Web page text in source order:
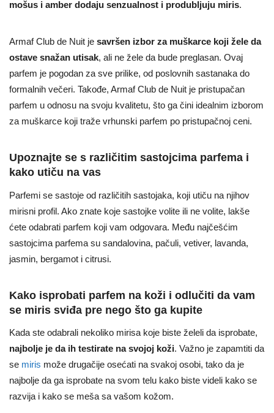
mošus i amber dodaju senzualnost i produbljuju miris.
Armaf Club de Nuit je savršen izbor za muškarce koji žele da
ostave snažan utisak, ali ne žele da bude preglasan. Ovaj
parfem je pogodan za sve prilike, od poslovnih sastanaka do
formalnih večeri. Takođe, Armaf Club de Nuit je pristupačan
parfem u odnosu na svoju kvalitetu, što ga čini idealnim izborom
za muškarce koji traže vrhunski parfem po pristupačnoj ceni.
Upoznajte se s različitim sastojcima parfema i
kako utiču na vas
Parfemi se sastoje od različitih sastojaka, koji utiču na njihov
mirisni profil. Ako znate koje sastojke volite ili ne volite, lakše
ćete odabrati parfem koji vam odgovara. Među najčešćim
sastojcima parfema su sandalovina, pačuli, vetiver, lavanda,
jasmin, bergamot i citrusi.
Kako isprobati parfem na koži i odlučiti da vam
se miris sviđa pre nego što ga kupite
Kada ste odabrali nekoliko mirisa koje biste želeli da isprobate,
najbolje je da ih testirate na svojoj koži. Važno je zapamtiti da
se miris može drugačije osećati na svakoj osobi, tako da je
najbolje da ga isprobate na svom telu kako biste videli kako se
razvija i kako se meša sa vašom kožom.